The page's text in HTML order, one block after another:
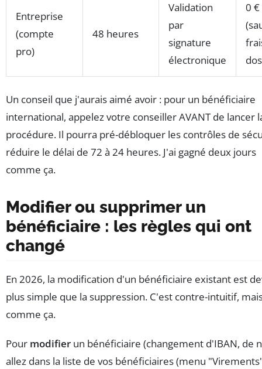
Entreprise
(compte
pro)
48 heures
Validation
par
signature
électronique
0 €
Un conseil que j'aurais aimé avoir : pour un bénéficiaire
international, appelez votre conseiller AVANT de lancer
procédure. Il pourra pré-débloquer les contrôles de
réduire le délai de 72 à 24 heures. J'ai gagné deux jours
comme ça.
Modifier ou supprimer un
bénéficiaire : les règles qui ont
changé
En 2026, la modification d'un bénéficiaire existant est
plus simple que la suppression. C'est contre-intuitif,
comme ça.
Pour modifier un bénéficiaire (changement d'IBAN, de
allez dans la liste de vos bénéficiaires (menu